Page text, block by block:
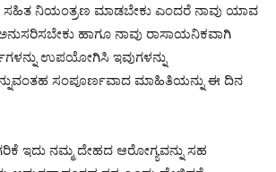
ಸಹಿತ ನಿಯಂತ್ರಣ ಮಾಡಬೇಕು ಎಂದರೆ ನಾವು ಯಾವ
ಹಾಗೂ ನಾವು ರಾಸಾಯನಿಕವಾಗಿ
ಉಪಯೋಗಿಸಿ ಇವುಗಳನ್ನು
ಸಂಪೂರ್ಣವಾದ ಮಾಹಿತಿಯನ್ನು ಈ ದಿನ
ಇದು ನಮ್ಮ ದೇಹದ ಆರೋಗ್ಯವನ್ನು ಸಹ